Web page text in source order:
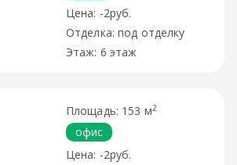
-2руб.
под отделку
6 этаж
153 м2
офис
-2руб.